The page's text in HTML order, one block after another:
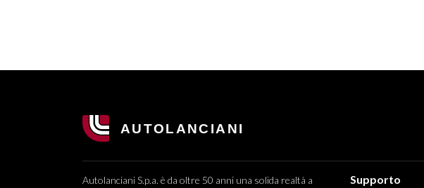
Autolanciani S.p.a. è da oltre 50 anni una solida realtà a
Supporto